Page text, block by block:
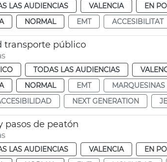
LAS AUDIENCIAS VALENCIA
EN
NORMAL EMT ACCESIBILITAT
transporte público
TODAS LAS AUDIENCIAS
NORMAL EMT MARQUESINAS
NEXT GENERATION
pasos de peatón
LAS AUDIENCIAS VALENCIA
EN